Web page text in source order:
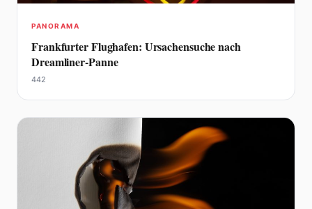
PANORAMA
Frankfurter Flughafen: Ursachensuche nach
Dreamliner-Panne
442